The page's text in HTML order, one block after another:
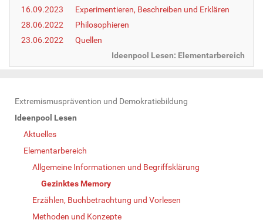
:
16.09.2023
Experimentieren, Beschreiben und Erklären
28.06.2022
Philosophieren
23.06.2022
Quellen
Ideenpool Lesen: Elementarbereich
N
a
Extremismusprävention und Demokratiebildung
Ideenpool Lesen
Aktuelles
Elementarbereich
Allgemeine Informationen und Begriffsklärung
Gezinktes Memory
Erzählen, Buchbetrachtung und Vorlesen
Methoden und Konzepte